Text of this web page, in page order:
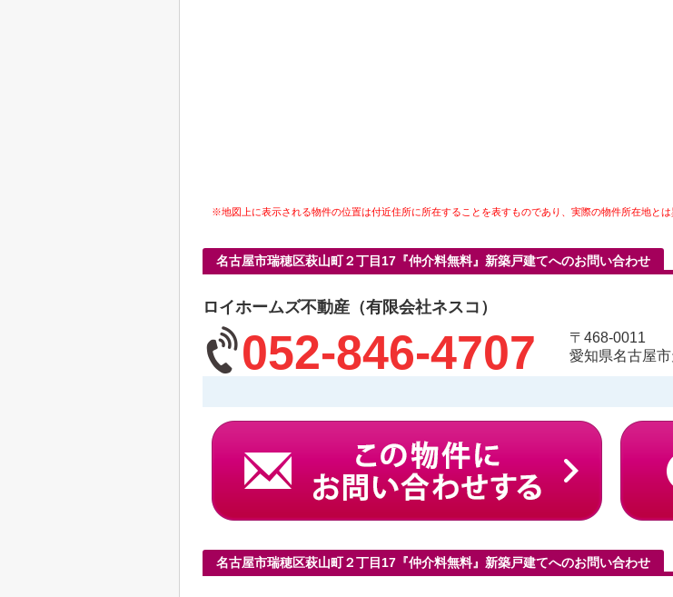
※地図上に表示される物件の位置は付近住所に所在することを表すものであり、実際の物件所在地とは
名古屋市瑞穂区萩山町２丁目17『仲介料無料』新築戸建てへのお問い合わせ
ロイホームズ不動産（有限会社ネスコ）
052-846-4707
〒468-0011
愛知県名古屋
名古屋市瑞穂区萩山町２丁目17『仲介料無料』新築戸建てへのお問い合わせ